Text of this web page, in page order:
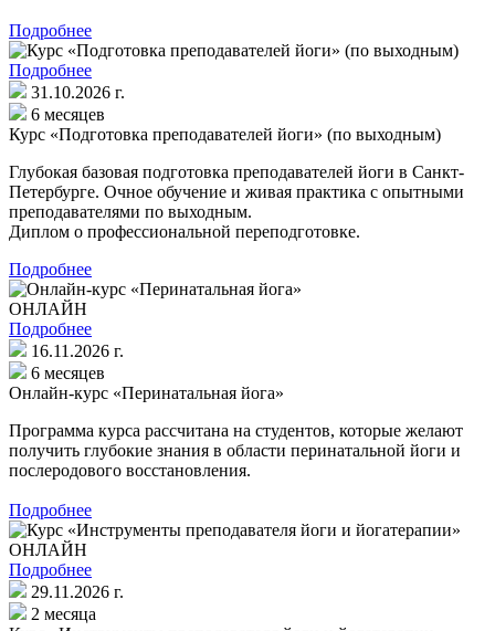
Подробнее
Подробнее
31.10.2026 г.
6 месяцев
Курс «Подготовка преподавателей йоги» (по выходным)
Глубокая базовая подготовка преподавателей йоги в Санкт-
Петербурге. Очное обучение и живая практика с опытными
преподавателями по выходным.
Диплом о профессиональной переподготовке.
Подробнее
ОНЛАЙН
Подробнее
16.11.2026 г.
6 месяцев
Онлайн-курс «Перинатальная йога»
Программа курса рассчитана на студентов, которые желают
получить глубокие знания в области перинатальной йоги и
послеродового восстановления.
Подробнее
ОНЛАЙН
Подробнее
29.11.2026 г.
2 месяца